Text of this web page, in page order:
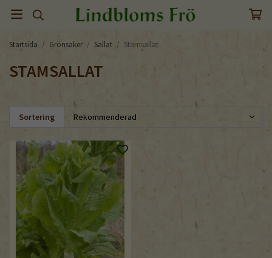
Startsida / Grönsaker / Sallat / Stamsallat
STAMSALLAT
Sortering